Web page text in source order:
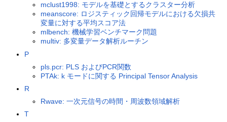
mclust1998: モデルを基礎とするクラスター分析
meanscore: ロジスティック回帰モデルにおける欠損共
変量に対する平均スコア法
mlbench: 機械学習ベンチマーク問題
multiv: 多変量データ解析ルーチン
P
pls.pcr: PLS およびPCR関数
PTAk: k モードに関する Principal Tensor Analysis
R
Rwave: 一次元信号の時間・周波数領域解析
T